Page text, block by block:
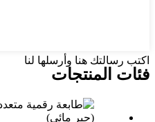
اكتب رسالتك هنا وأرسلها لنا
فئات المنتجات